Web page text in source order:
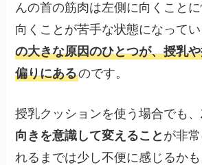
んの首の筋肉は左側に向くこと
向くことが苦手な状態になって
の大きな原因のひとつが、授乳
偏りにあるのです。
授乳クッションを使う場合でも、
向きを意識して変えること が非
れるまでは少し不便に感じるかも